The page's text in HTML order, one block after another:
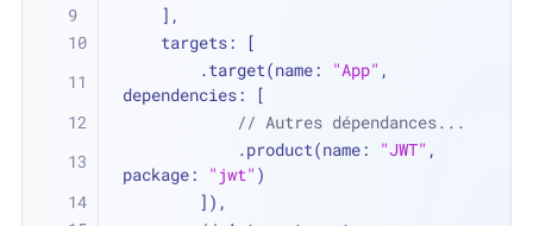
    ],
    targets: [
        .target(name:
"App" ,
dependencies: [
// Autres dépendances...
            .product(name:
"JWT" ,
package: "jwt" )
        ]),